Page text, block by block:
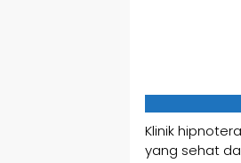
Klinik
yang sehat